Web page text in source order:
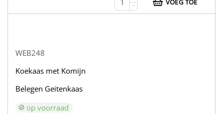
−
VOEG TOE
WEB248
Koekaas met Komijn
Belegen Geitenkaas
op voorraad